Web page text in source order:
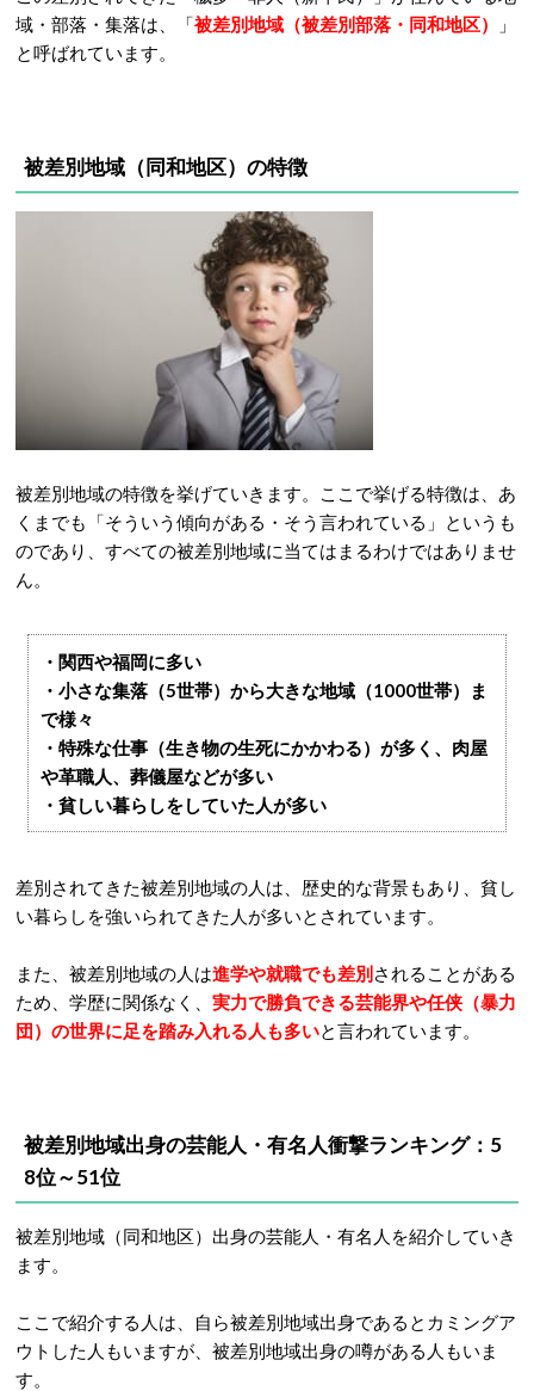
域・部落・集落は、「被差別地域（被差別部落・同和地区）
」
と呼ばれています。
被差別地域（同和地区）の特徴
被差別地域の特徴を挙げていきます。ここで挙げる特徴は、あ
くまでも「そういう傾向がある・そう言われている」というも
のであり、すべての被差別地域に当てはまるわけではありませ
ん。
・関西や福岡に多い
・小さな集落（5世帯）から大きな地域（1000世帯）ま
で様々
・特殊な仕事（生き物の生死にかかわる）が多く、肉屋
や革職人、葬儀屋などが多い
・貧しい暮らしをしていた人が多い
差別されてきた被差別地域の人は、歴史的な背景もあり、貧し
い暮らしを強いられてきた人が多いとされています。
また、被差別地域の人は進学や就職でも差別されることがある
ため、学歴に関係なく、 実力で勝負できる芸能界や任侠（暴力
団）の世界に足を踏み入れる人も多いと言われています。
被差別地域出身の芸能人・有名人衝撃ランキング：5
8位～51位
被差別地域（同和地区）出身の芸能人・有名人を紹介していき
ます。
ここで紹介する人は、自ら被差別地域出身であるとカミングア
ウトした人もいますが、被差別地域出身の噂がある人もいま
す。